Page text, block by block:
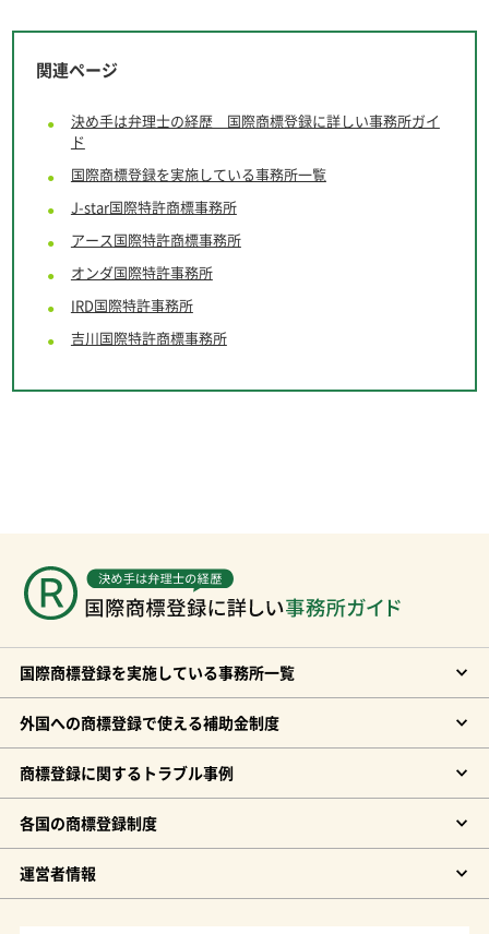
関連ページ
決め手は弁理士の経歴 国際商標登録に詳しい事務所ガイ
ド
国際商標登録を実施している事務所一覧
J-star国際特許商標事務所
アース国際特許商標事務所
オンダ国際特許事務所
IRD国際特許事務所
吉川国際特許商標事務所
国際商標登録を実施している事務所一覧
外国への商標登録で使える補助金制度
商標登録に関するトラブル事例
各国の商標登録制度
運営者情報